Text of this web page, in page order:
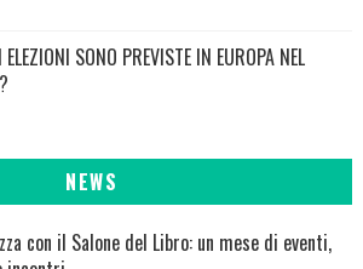
ELEZIONI SONO PREVISTE IN EUROPA NEL
NEWS
con il Salone del Libro: un mese di eventi,